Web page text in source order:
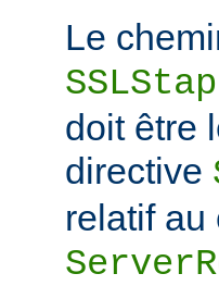
Le
doit être
directive
relatif au